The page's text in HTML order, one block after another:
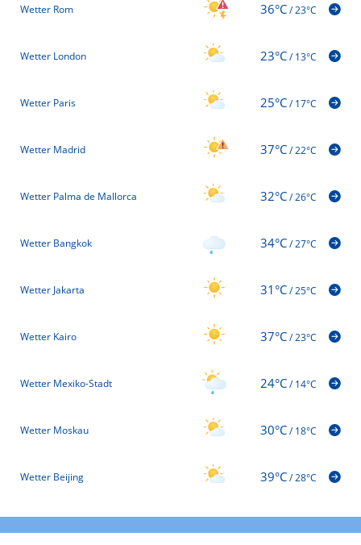
Wetter Rom 36°C/23°C
Wetter London 23°C/13°C
Wetter Paris 25°C/17°C
Wetter Madrid 37°C/22°C
Wetter Palma de Mallorca 32°C/26°C
Wetter Bangkok 34°C/27°C
Wetter Jakarta 31°C/25°C
Wetter Kairo 37°C/23°C
Wetter Mexiko-Stadt 24°C/14°C
Wetter Moskau 30°C/18°C
Wetter Beijing 39°C/28°C